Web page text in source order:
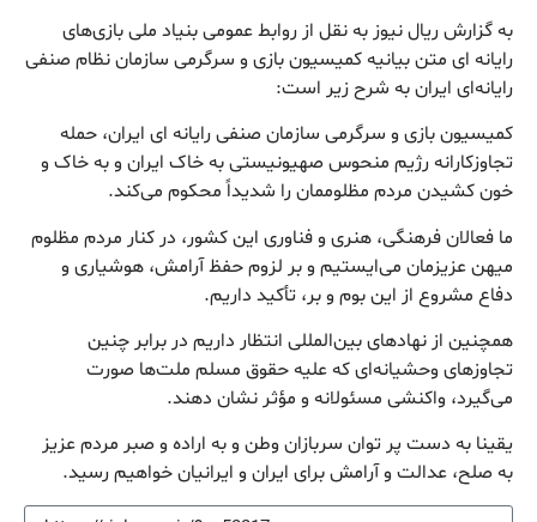
به گزارش ریال نیوز به نقل از روابط عمومی بنیاد ملی بازی‌های
رایانه ای متن بیانیه کمیسیون بازی و سرگرمی سازمان نظام صنفی
رایانه‌ای ایران به شرح زیر است:
کمیسیون بازی و سرگرمی سازمان صنفی رایانه ای ایران، حمله
تجاوزکارانه رژیم منحوس صهیونیستی به خاک ایران و به خاک و
خون کشیدن مردم مظلوممان را شدیداً محکوم می‌کند.
ما فعالان فرهنگی، هنری و فناوری این کشور، در کنار مردم مظلوم
میهن عزیزمان می‌ایستیم و بر لزوم حفظ آرامش، هوشیاری و
دفاع مشروع از این بوم و بر، تأکید داریم.
همچنین از نهادهای بین‌المللی انتظار داریم در برابر چنین
تجاوزهای وحشیانه‌ای که علیه حقوق مسلم ملت‌ها صورت
می‌گیرد، واکنشی مسئولانه و مؤثر نشان دهند.
یقینا به دست پر توان سربازان وطن و به اراده و صبر مردم عزیز
به صلح، عدالت و آرامش برای ایران و ایرانیان خواهیم رسید.